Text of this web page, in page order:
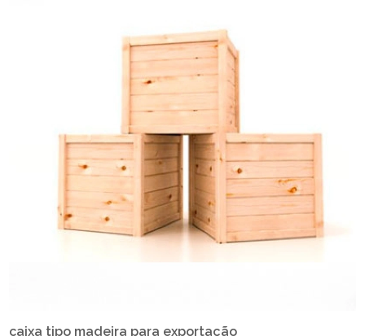
caixa tipo madeira para exportação